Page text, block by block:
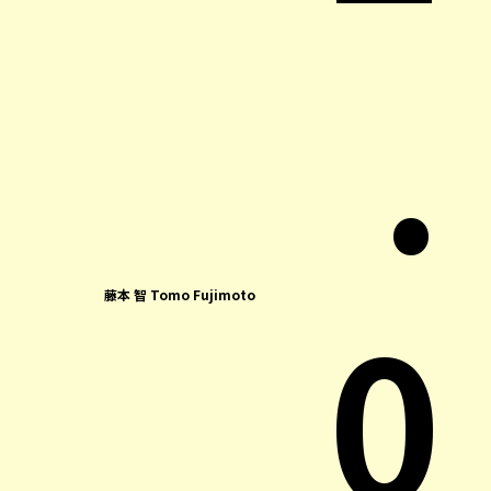
藤本 智 Tomo Fujimoto
.
0